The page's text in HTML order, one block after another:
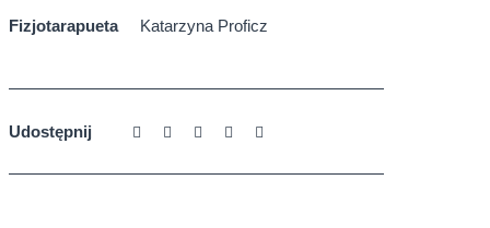
Fizjotarapueta Katarzyna Proficz
Udostępnij